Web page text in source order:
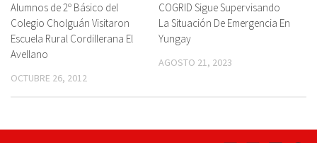
Alumnos de 2º Básico del
Colegio Cholguán Visitaron
Escuela Rural Cordillerana El
Avellano
OCTUBRE 26, 2012
COGRID Sigue Supervisando
La Situación De Emergencia En
Yungay
AGOSTO 21, 2023